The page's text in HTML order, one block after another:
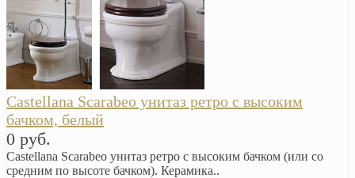
Castellana Scarabeo унитаз ретро с высоким
бачком, белый
0 руб.
Castellana Scarabeo унитаз ретро с высоким бачком (или со
средним по высоте бачком). Керамика..